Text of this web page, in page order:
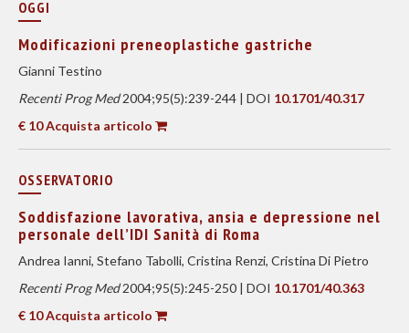
OGGI
Modificazioni preneoplastiche gastriche
Gianni Testino
Recenti Prog Med2004;95(5):239-244 | DOI 10.1701/40.317
€ 10 Acquista articolo
OSSERVATORIO
Soddisfazione lavorativa, ansia e depressione nel
personale dell’IDI Sanità di Roma
Andrea Ianni, Stefano Tabolli, Cristina Renzi, Cristina Di Pietro
Recenti Prog Med2004;95(5):245-250 | DOI 10.1701/40.363
€ 10 Acquista articolo